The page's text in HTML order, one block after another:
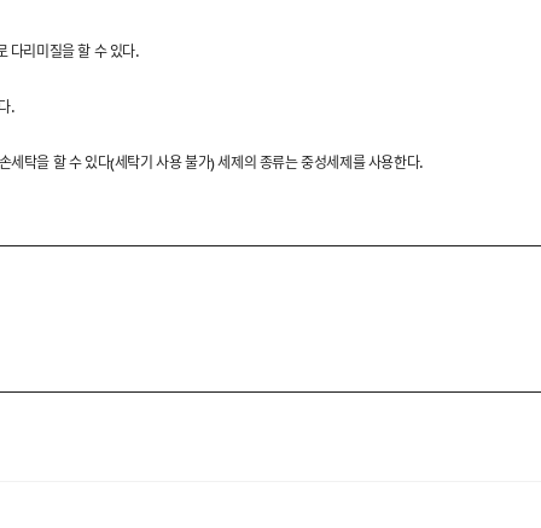
블라인드 스티치 등 포멀
다리미질을 할 수 있다.
.
세탁을 할 수 있다(세탁기 사용 불가) 세제의 종류는 중성세제를 사용한다.